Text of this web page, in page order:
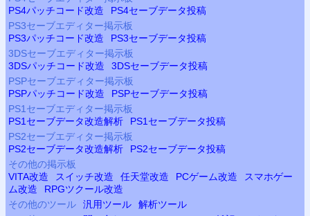
PS4パッチコード改造 PS4セーブデータ投稿
PS3セーブエディター掲示板
PS3パッチコード改造 PS3セーブデータ投稿
3DSセーブエディター掲示板
3DSパッチコード改造
3DSセーブデータ投稿
PSPセーブエディター掲示板
PSPパッチコード改造 PSPセーブデータ投稿
PS1セーブエディター掲示板
PS1セーブデータ改造解析 PS1セーブデータ投稿
PS2セーブエディター掲示板
PS2セーブデータ改造解析 PS2セーブデータ投稿
その他の掲示板
VITA改造
スイッチ改造 任天堂改造 PCゲーム改造
スマホゲー
ム改造
RPGツクール改造
その他のツール
汎用ツール
解析ツール